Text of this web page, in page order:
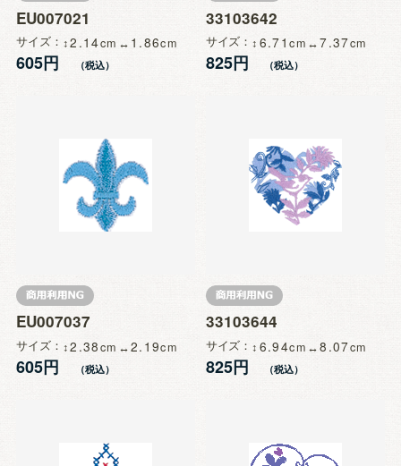
EU007021
サイズ 2.14 1.86
605円
33103642
サイズ 6.71 7.37
825円
EU007037
サイズ 2.38 2.19
605円
33103644
サイズ 6.94 8.07
825円